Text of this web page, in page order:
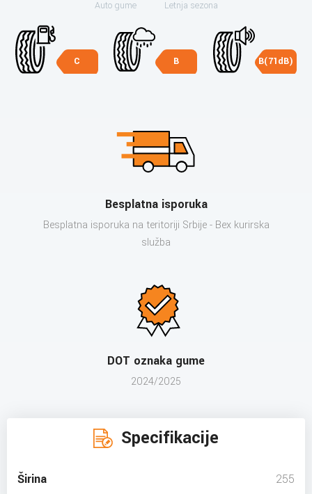
Auto gume Letnja sezona
C B B(71dB)
Besplatna isporuka
Besplatna isporuka na teritoriji Srbije - Bex kurirska
služba
DOT oznaka gume
2024/2025
Specifikacije
Širina 255